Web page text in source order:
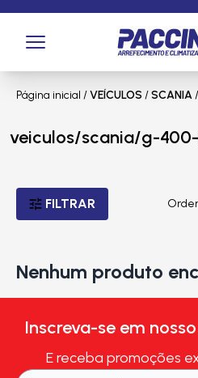
Página inicial /VEÍCULOS /SCANIA/
veiculos/scania/g-
FILTRAR
Nenhum produto
Inscreva-se em
E receba promoções